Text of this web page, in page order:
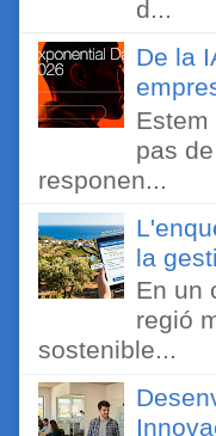
d...
De la
pas
responen...
la
En un
regió
sostenible...